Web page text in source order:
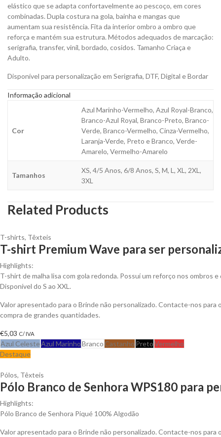
elástico que se adapta confortavelmente ao pescoço, em cores
combinadas. Dupla costura na gola, bainha e mangas que
aumentam sua resistência. Fita da interior ombro a ombro que
reforça e mantém sua estrutura. Métodos adequados de marcação:
serigrafia, transfer, vinil, bordado, cosidos. Tamanho Criaça e
Adulto.
Disponível para personalização em Serigrafia, DTF, Digital e Bordar
Informação adicional
Cor
Azul Marinho-Vermelho, Azul Royal-Branco,
Branco-Azul Royal, Branco-Preto, Branco-
Verde, Branco-Vermelho, Cinza-Vermelho,
Laranja-Verde, Preto e Branco, Verde-
Amarelo, Vermelho-Amarelo
Tamanhos
XS, 4/5 Anos, 6/8 Anos, S, M, L, XL, 2XL,
3XL
Related Products
T-shirts, Têxteis
T-shirt Premium Wave para ser
Highlights:
T-shirt de malha lisa com gola redonda. Possuí um reforço nos ombros
Disponível do S ao XXL.
Valor apresentado para o Brinde não personalizado. Contacte-nos para
compra de grandes quantidades.
€5,03 C/ IVA
Azul CelesteAzul MarinhoBranco Castanho PretoVermelho
Destaque
Pólos, Têxteis
Pólo Branco de Senhora WPS180 para
Highlights:
Pólo Branco de Senhora Piqué 100% Algodão
Valor apresentado para o Brinde não personalizado. Contacte-nos para